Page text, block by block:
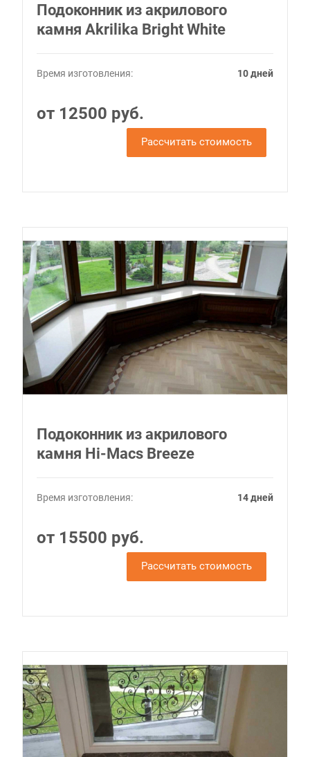
Подоконник из акрилового
камня Akrilika Bright White
Время изготовления: 10 дней
от 12500 руб.
Рассчитать стоимость
Подоконник из акрилового
камня Hi-Macs Breeze
Время изготовления: 14 дней
от 15500 руб.
Рассчитать стоимость